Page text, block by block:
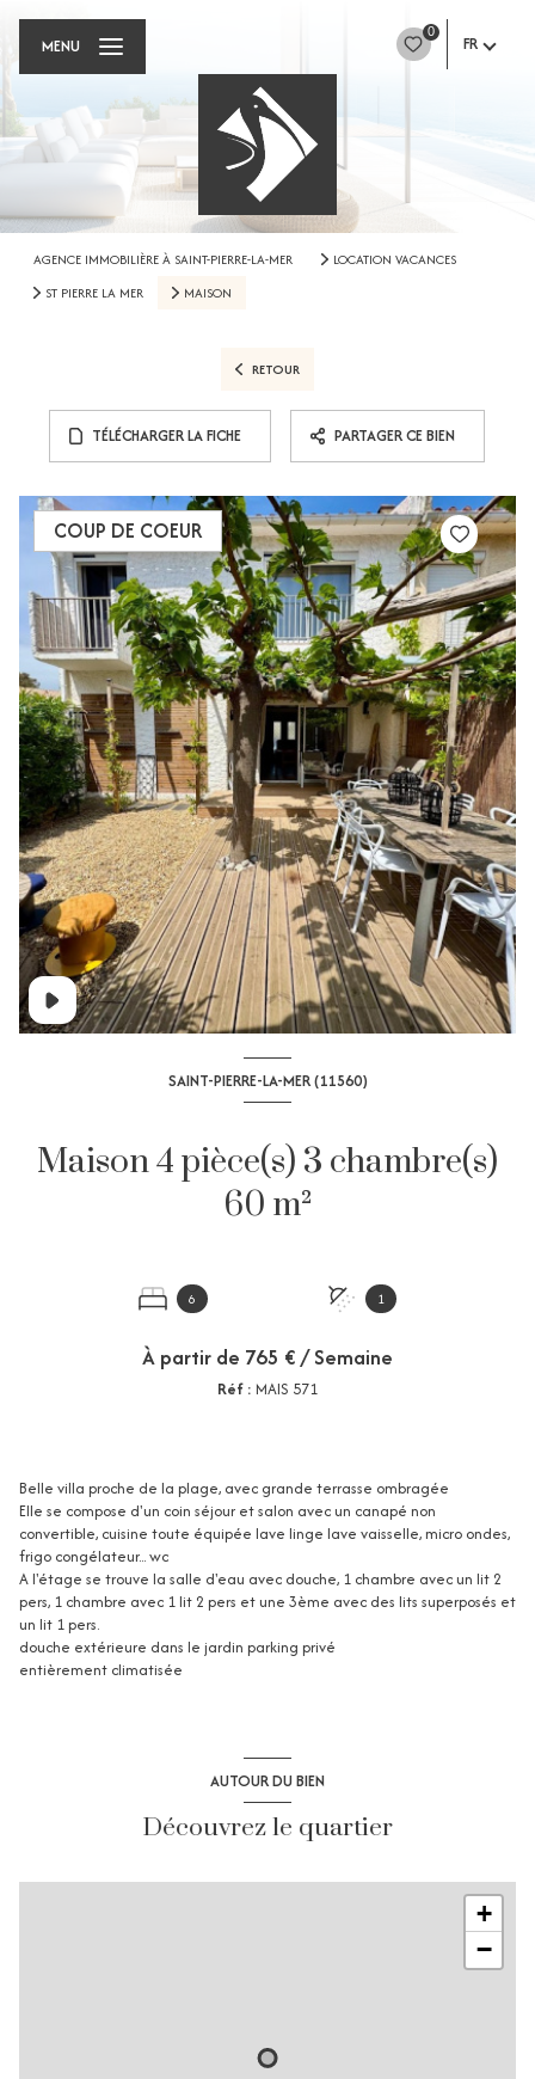
0
FR
MENU
AGENCE IMMOBILIÈRE À SAINT-PIERRE-LA-MER
LOCATION VACANCES
ST PIERRE LA MER
MAISON
RETOUR
TÉLÉCHARGER LA FICHE PARTAGER CE BIEN
COUP DE COEUR
SAINT-PIERRE-LA-MER (11560)
Maison 4 pièce(s) 3 chambre(s)
60 m²
6 1
À partir de 765 € / Semaine
Réf : MAIS 571
Belle villa proche de la plage, avec grande terrasse ombragée
Elle se compose d'un coin séjour et salon avec un canapé non
convertible, cuisine toute équipée lave linge lave vaisselle, micro ondes,
frigo congélateur... wc
A l'étage se trouve la salle d'eau avec douche, 1 chambre avec un lit 2
pers, 1 chambre avec 1 lit 2 pers et une 3ème avec des lits superposés et
un lit 1 pers.
douche extérieure dans le jardin parking privé
entièrement climatisée
AUTOUR DU BIEN
Découvrez le quartier
+
−